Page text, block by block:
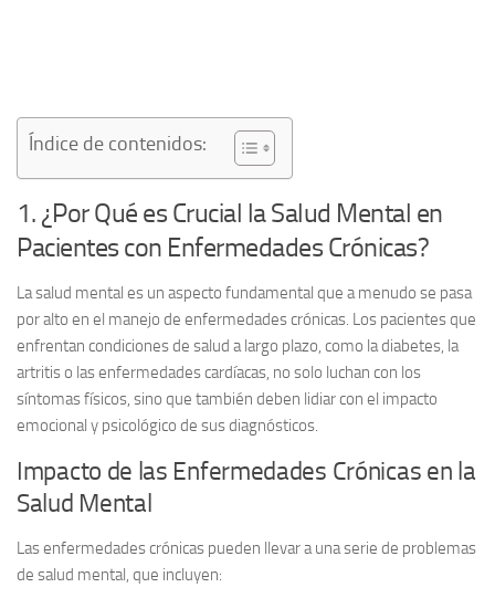
Índice de contenidos:
1. ¿Por Qué es Crucial la Salud Mental en
Pacientes con Enfermedades Crónicas?
La salud mental es un aspecto fundamental que a menudo se pasa
por alto en el manejo de enfermedades crónicas. Los pacientes que
enfrentan condiciones de salud a largo plazo, como la diabetes, la
artritis o las enfermedades cardíacas, no solo luchan con los
síntomas físicos, sino que también deben lidiar con el impacto
emocional y psicológico de sus diagnósticos.
Impacto de las Enfermedades Crónicas en la
Salud Mental
Las enfermedades crónicas pueden llevar a una serie de problemas
de salud mental, que incluyen: